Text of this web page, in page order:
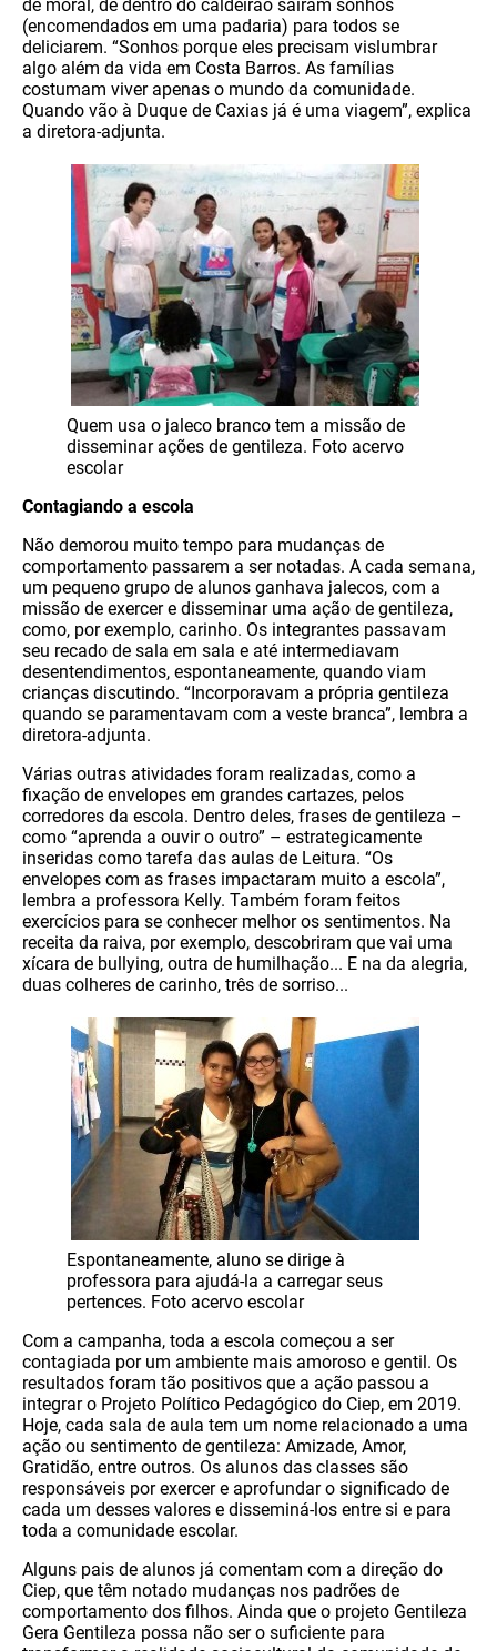
de moral, de dentro do caldeirão saíram sonhos
(encomendados em uma padaria) para todos se
deliciarem. “Sonhos porque eles precisam vislumbrar
algo além da vida em Costa Barros. As famílias
costumam viver apenas o mundo da comunidade.
Quando vão à Duque de Caxias já é uma viagem”, explica
a diretora-adjunta.
Quem usa o jaleco branco tem a missão de
disseminar ações de gentileza. Foto acervo
escolar
Contagiando a escola
Não demorou muito tempo para mudanças de
comportamento passarem a ser notadas. A cada semana,
um pequeno grupo de alunos ganhava jalecos, com a
missão de exercer e disseminar uma ação de gentileza,
como, por exemplo, carinho. Os integrantes passavam
seu recado de sala em sala e até intermediavam
desentendimentos, espontaneamente, quando viam
crianças discutindo. “Incorporavam a própria gentileza
quando se paramentavam com a veste branca”, lembra a
diretora-adjunta.
Várias outras atividades foram realizadas, como a
fixação de envelopes em grandes cartazes, pelos
corredores da escola. Dentro deles, frases de gentileza –
como “aprenda a ouvir o outro” – estrategicamente
inseridas como tarefa das aulas de Leitura. “Os
envelopes com as frases impactaram muito a escola”,
lembra a professora Kelly. Também foram feitos
exercícios para se conhecer melhor os sentimentos. Na
receita da raiva, por exemplo, descobriram que vai uma
xícara de bullying, outra de humilhação... E na da alegria,
duas colheres de carinho, três de sorriso...
Espontaneamente, aluno se dirige à
professora para ajudá-la a carregar seus
pertences. Foto acervo escolar
Com a campanha, toda a escola começou a ser
contagiada por um ambiente mais amoroso e gentil. Os
resultados foram tão positivos que a ação passou a
integrar o Projeto Político Pedagógico do Ciep, em 2019.
Hoje, cada sala de aula tem um nome relacionado a uma
ação ou sentimento de gentileza: Amizade, Amor,
Gratidão, entre outros. Os alunos das classes são
responsáveis por exercer e aprofundar o significado de
cada um desses valores e disseminá-los entre si e para
toda a comunidade escolar.
Alguns pais de alunos já comentam com a direção do
Ciep, que têm notado mudanças nos padrões de
comportamento dos filhos. Ainda que o projeto Gentileza
Gera Gentileza possa não ser o suficiente para